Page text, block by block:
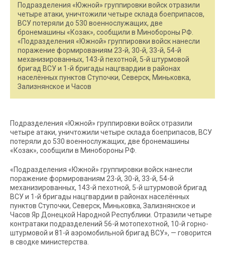
Подразделения «Южной» группировки войск отразили
четыре атаки, уничтожили четыре склада боеприпасов,
ВСУ потеряли до 530 военнослужащих, две
бронемашины «Козак», сообщили в Минобороны РФ.
«Подразделения «Южной» группировки войск нанесли
поражение формированиям 23-й, 30-й, 33-й, 54-й
механизированных, 143-й пехотной, 5-й штурмовой
бригад ВСУ и 1-й бригады нацгвардии в районах
населённых пунктов Ступочки, Северск, Миньковка,
Зализнянское и Часов
Подразделения «Южной» группировки войск отразили
четыре атаки, уничтожили четыре склада боеприпасов, ВСУ
потеряли до 530 военнослужащих, две бронемашины
«Козак», сообщили в Минобороны РФ.
«Подразделения «Южной» группировки войск нанесли
поражение формированиям 23-й, 30-й, 33-й, 54-й
механизированных, 143-й пехотной, 5-й штурмовой бригад
ВСУ и 1-й бригады нацгвардии в районах населённых
пунктов Ступочки, Северск, Миньковка, Зализнянское и
Часов Яр Донецкой Народной Республики. Отразили четыре
контратаки подразделений 56-й мотопехотной, 10-й горно-
штурмовой и 81-й аэромобильной бригад ВСУ», — говорится
в сводке министерства.